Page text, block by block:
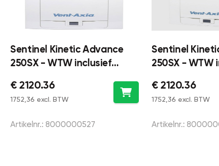
Sentinel Kinetic Advance
250SX - WTW inclusief
rechts
€ 2120.36
1752,36 excl. BTW
Artikelnr.: 8000000527
Sentinel
250SX - WTW
links
€ 2120.36
1752,36 excl. BTW
Artikelnr.: